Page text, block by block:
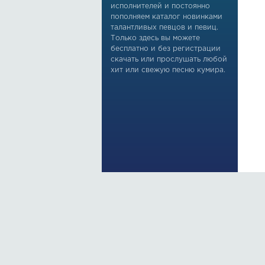
исполнителей и постоянно
пополняем каталог новинками
талантливых певцов и певиц.
Только здесь вы можете
бесплатно и без регистрации
скачать или прослушать любой
хит или свежую песню кумира.